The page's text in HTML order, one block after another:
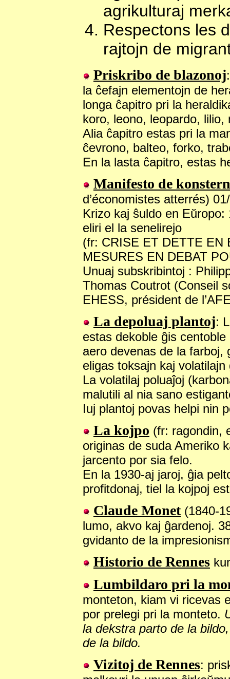
agrikulturaj
Respectons les
rajtojn de
Priskribo de blazonoj
la ĉefajn elementojn de
longa ĉapitro pri la
koro, leono, leopardo,
Alia ĉapitro estas pri la
ĉevrono, balteo, forko,
En la lasta ĉapitro, estas
Manifesto de
d’économistes atterrés)
Krizo kaj ŝuldo en
eliri el la senelirejo
(fr: CRISE ET DETTE EN
MESURES EN DEBAT
Unuaj subskribintoj :
Thomas Coutrot (Conseil
EHESS, président de
La depoluaj plantoj:
estas dekoble ĝis
aero devenas de la farboj,
eligas toksajn kaj volatilajn
La volatilaj poluaĵoj
malutili al nia sano
Iuj plantoj povas helpi nin
La kojpo (fr: ragondin,
originas de suda Ameriko
jarcento por sia felo.
En la 1930-aj jaroj, ĝia
profitdonaj, tiel la kojpoj
Claude Monet(1840-
lumo, akvo kaj ĝardenoj.
gvidanto de la
Historio de Rennes
Lumbildaro pri la
monteton, kiam vi ricevas
por prelegi pri la monteto.
la dekstra parto de la
de la bildo.
Vizitoj de Rennes: